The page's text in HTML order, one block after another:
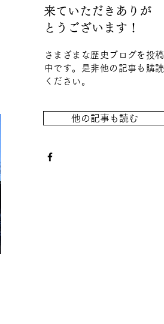
来ていただきありが
とうございます！
さまざまな歴史ブログを投稿
中です。是非他の記事も購読
ください。
他の記事も読む